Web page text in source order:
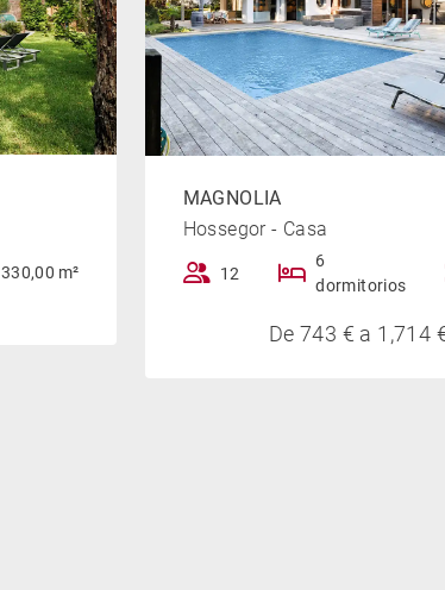
330,00 m²
MAGNOLIA
Hossegor - Casa
12
6
dormitorios
De 743 € a 1,714